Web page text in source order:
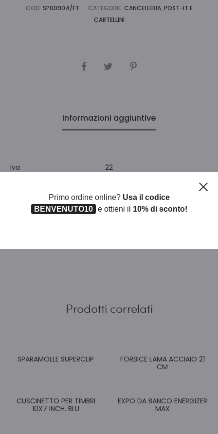
COD: SP00904/FT CATEGORIE: CANCELLERIA, POST-IT E
CARTELLINI
CONDIVIDI
Informazioni aggiuntive
Iva 22
Unità di misura PZ
Prodotti correlati
SPARAMOLLE SUPERCLIP
FORBICE LAMA ACCIAIO 21
CM
CUSCINETTO PER TIMBRI
10X7 INCH. BLU
EXPO DA BANCO ENERGIZER
MAX
Primo ordine online? Usa il codice
BENVENUTO10
e ottieni il 10% di sconto!